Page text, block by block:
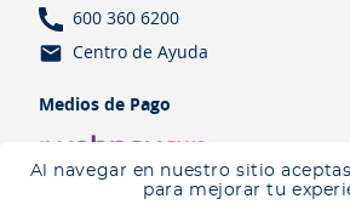
Al navegar en nuestro sitio
para mejorar tu
600 360 6200
Centro de Ayuda
Medios de Pago